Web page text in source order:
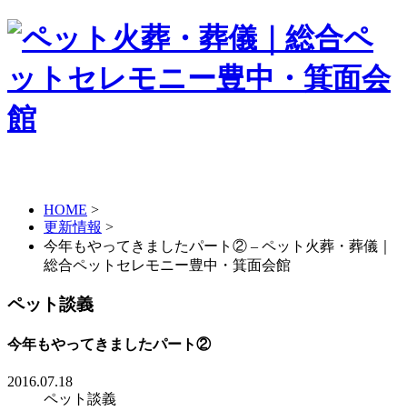
HOME >
更新情報 >
今年もやってきましたパート② – ペット火葬・葬儀｜
総合ペットセレモニー豊中・箕面会館
ペット談義
今年もやってきましたパート②
2016.07.18
ペット談義